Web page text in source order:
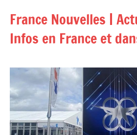
contenu
France Nouvelles |
Infos en France et